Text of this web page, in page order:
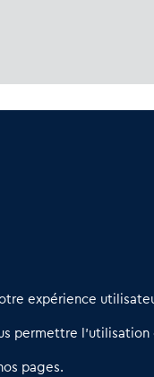
Petitscommerces :
expérience
permettre
pages.